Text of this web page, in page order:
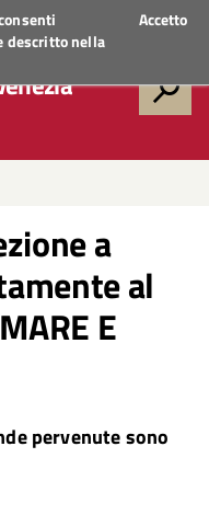
descritto nella
Accetto
a
al
E
pervenute sono